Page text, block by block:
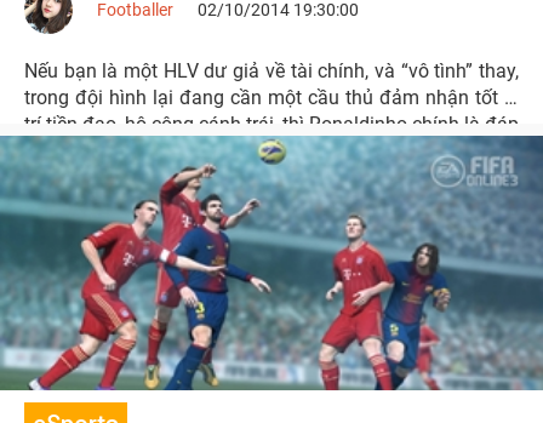
Footballer 02/10/2014 19:30:00
Nếu bạn là một HLV dư giả về tài chính, và “vô tình” thay,
trong đội hình lại đang cần một cầu thủ đảm nhận tốt vị
trí tiền đạo, hộ công cánh trái, thì Ronaldinho chính là đáp
án hoàn hảo dành cho bạn.